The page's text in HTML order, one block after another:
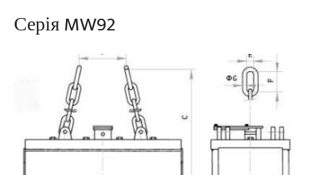
Серія MW92